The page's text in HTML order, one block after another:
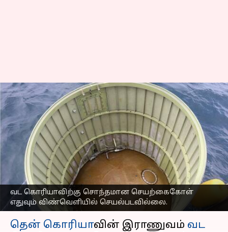
வட கொரியாவிற்கு சொந்தமான செயற்கைகோள்
எதுவும் விண்வெளியில் செயல்படவில்லை.
வட கொரிய உளவு
செயற்கைக்கோளின்
புகைப்படங்களை
வெளியிட்ட தென்
கொரியா
எழுதியவர் Sindhuja SM May 31, 2023 11:45 am
செய்தி முன்னோட்டம்
தென் கொரியாவின் இராணுவம் வட